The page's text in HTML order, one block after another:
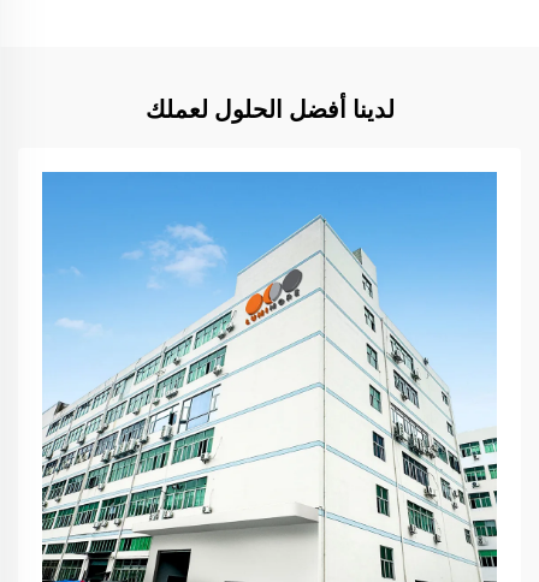
لدينا أفضل الحلول لعملك